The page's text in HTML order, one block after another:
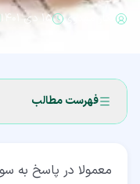
نگار مهدوی ۱۵ دی ۱۴۰۱
فهرست مطالب